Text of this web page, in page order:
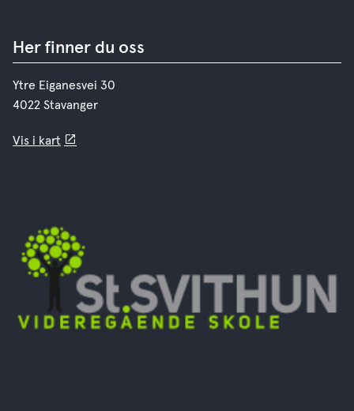
Her finner du oss
Ytre Eiganesvei 30
4022 Stavanger
Vis i kart